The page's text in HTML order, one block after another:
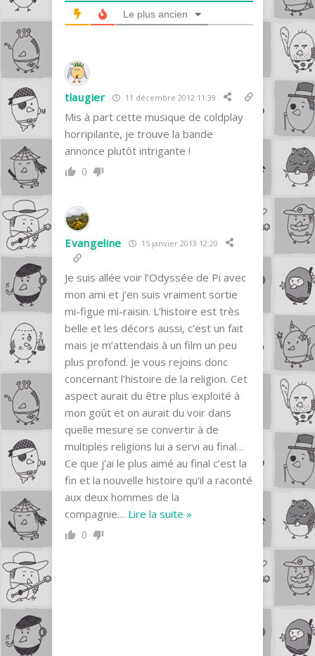
Le plus ancien
tlaugier 11 décembre 2012 11:39
Mis à part cette musique de coldplay
horripilante, je trouve la bande
annonce plutôt intrigante !
0
Evangeline 15 janvier 2013 12:20
Je suis allée voir l’Odyssée de Pi avec
mon ami et j’en suis vraiment sortie
mi-figue mi-raisin. L’histoire est très
belle et les décors aussi, c’est un fait
mais je m’attendais à un film un peu
plus profond. Je vous rejoins donc
concernant l’histoire de la religion. Cet
aspect aurait du être plus exploité à
mon goût et on aurait du voir dans
quelle mesure se convertir à de
multiples religions lui a servi au final…
Ce que j’ai le plus aimé au final c’est la
fin et la nouvelle histoire qu’il a raconté
aux deux hommes de la
compagnie… Lire la suite »
0